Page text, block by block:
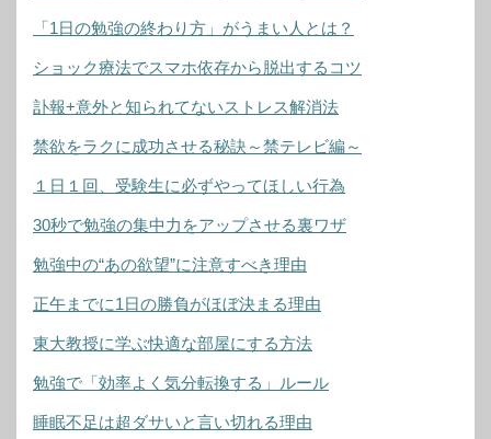
「1日の勉強の終わり方」がうまい人とは？
ショック療法でスマホ依存から脱出するコツ
訃報+意外と知られてないストレス解消法
禁欲をラクに成功させる秘訣～禁テレビ編～
１日１回、受験生に必ずやってほしい行為
30秒で勉強の集中力をアップさせる裏ワザ
勉強中の“あの欲望”に注意すべき理由
正午までに1日の勝負がほぼ決まる理由
東大教授に学ぶ快適な部屋にする方法
勉強で「効率よく気分転換する」ルール
睡眠不足は超ダサいと言い切れる理由